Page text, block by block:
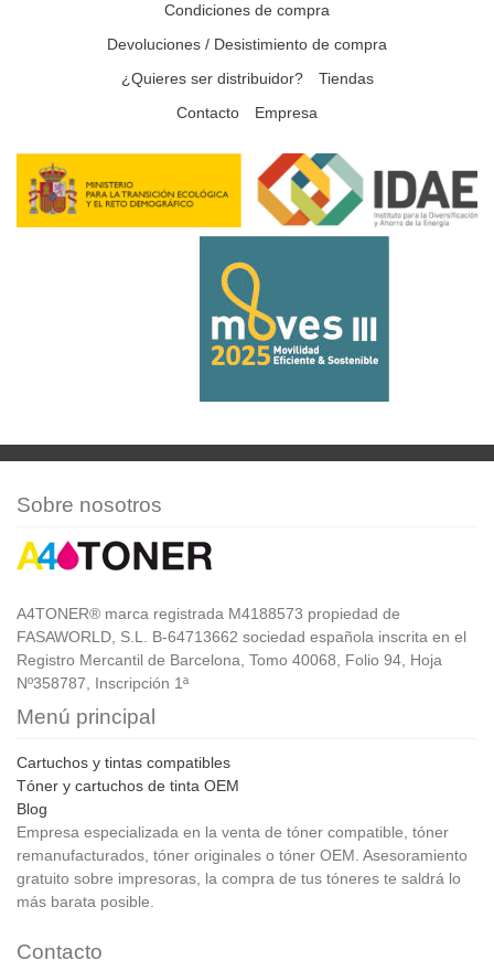
Condiciones de compra
Devoluciones / Desistimiento de compra
¿Quieres ser distribuidor?
Tiendas
Contacto
Empresa
Sobre nosotros
A4TONER® marca registrada M4188573 propiedad de
FASAWORLD, S.L. B-64713662 sociedad española inscrita en el
Registro Mercantil de Barcelona, Tomo 40068, Folio 94, Hoja
Nº358787, Inscripción 1ª
Menú principal
Cartuchos y tintas compatibles
Tóner y cartuchos de tinta OEM
Blog
Empresa especializada en la venta de tóner compatible, tóner
remanufacturados, tóner originales o tóner OEM. Asesoramiento
gratuito sobre impresoras, la compra de tus tóneres te saldrá lo
más barata posible.
Contacto